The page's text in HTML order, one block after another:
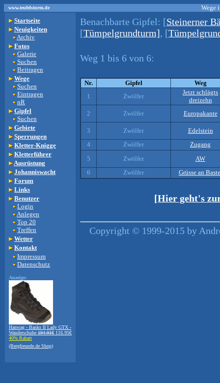
www.teufelsturm.de
Wege
Startseite
Neuigkeiten
Archiv
Fotos
Galerie
Suchen
Beitragen
Wege
Suchen
Eintragen
nR
Gipfel
Suchen
Gebiete
Sperrungen
Kletter-Knigge
Kletterführer
Ausrüstung
Johanniswacht
Forum
Links
Benutzer
Login
Anlegen
Top 20
Treffen
Wetter
Kontakt
Impressum
Datenschutz
Anzeige:
Hanwag - Banks II Lady GTX -
Wanderschuhe 194.91€ 116.95€
40% Rabatt
(Bergfreunde.de Shop)
Benachbarte Gipfel: [Steinerner
[Tümpelgrundturm], [
Weg 1 bis 6 von 6:
Nr. Gipfel
Weg
1
Zwölfer
Jetzt schlägts
dreizehn
2
Zwölfer Europakante
3 Zwölfer
Edelstein
4
Zwölfer
Zugang
5
Zwölfer
AW
6
Zwölfer Grüsse an
[Hier geht's
Copyright © 1999-2015 by